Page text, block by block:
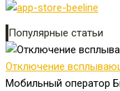
Популярные статьи
Отключение
Мобильный оператор